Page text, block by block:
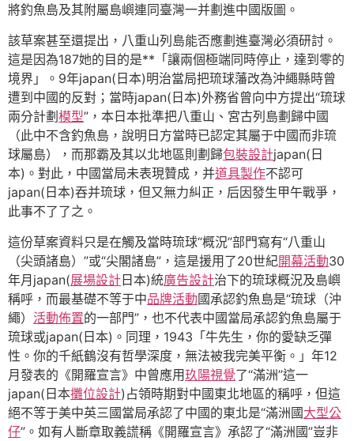
將釣魚島及其附屬島嶼連同臺灣一并劃進中國版圖。
該草案甚至還提出，八重山列島能否應劃進臺灣必須研討。
這是因為187她的目的是**「讓兩個極端同時停止，達到零的
境界」。9年japan(日本)明治當局把琉球藩改為沖繩縣時曾
遭到中國的反對；當時japan(日本)外務省曾向中方提出“琉球
兩分計劃模型”，本日本批準把八重山、宮古列島劃歸中國
（此中不含釣魚島，說明日方當時已認定其屬于中國而非琉
球屬島），而那霸及其以北地區則劃歸包裝設計japan(日
本)。對此，中國當局未表現贊成，并道具製作不認可
japan(日本)吞并琉球，但又無力糾正，后因發生甲午戰爭，
此事不了了之。
這份草案資料只是在觸及當時琉球“概況”部門寫有“八重山
（尖頭諸島）”或“尖閣諸島”，這是援用了20世紀開幕活動30
年月japan(展場設計日本)統廣告設計治下的琉球概況及島嶼
稱呼，而最基礎不等于中品牌活動國承認釣魚島是“琉球（沖
繩） 活動佈置的一部門”，也不代表中國當局承認釣魚島屬于
琉球或japan(日本)。同理，1943「牛先生，你的愛缺乏彈
性。你的千紙鶴沒有哲學深度，無法被我完美平衡。」年12
月發表的《開羅宣言》中曾應用玖陽視覺了“滿洲”這一
japan(日本攤位設計)占領時期對中國東北地區的稱呼，但這
絕不等于美中英三國當局承認了中國的東北是“滿洲國大型公
仔”。如有人斷章取義謊稱《開羅宣言》承認了“滿洲國”豈非